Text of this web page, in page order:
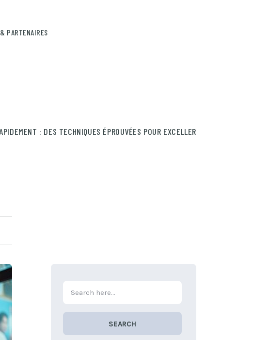
PARTENAIRES
: DES TECHNIQUES ÉPROUVÉES POUR EXCELLER
SEARCH